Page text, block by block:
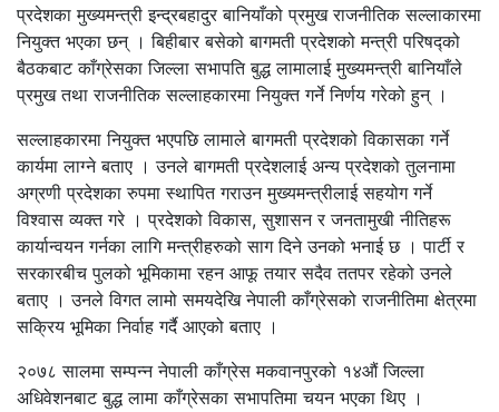
प्रदेशका मुख्यमन्त्री इन्द्रबहादुर बानियाँको प्रमुख राजनीतिक सल्लाकारमा
नियुक्त भएका छन् । बिहीबार बसेको बागमती प्रदेशको मन्त्री परिषद्को
बैठकबाट काँग्रेसका जिल्ला सभापति बुद्ध लामालाई मुख्यमन्त्री बानियाँले
प्रमुख तथा राजनीतिक सल्लाहकारमा नियुक्त गर्ने निर्णय गरेको हुन् ।
सल्लाहकारमा नियुक्त भएपछि लामाले बागमती प्रदेशको विकासका गर्ने
कार्यमा लाग्ने बताए । उनले बागमती प्रदेशलाई अन्य प्रदेशको तुलनामा
अग्रणी प्रदेशका रुपमा स्थापित गराउन मुख्यमन्त्रीलाई सहयोग गर्ने
विश्वास व्यक्त गरे । प्रदेशको विकास, सुशासन र जनतामुखी नीतिहरू
कार्यान्वयन गर्नका लागि मन्त्रीहरुको साग दिने उनको भनाई छ । पार्टी र
सरकारबीच पुलको भूमिकामा रहन आफू तयार सदैव ततपर रहेको उनले
बताए । उनले विगत लामो समयदेखि नेपाली काँग्रेसको राजनीतिमा क्षेत्रमा
सक्रिय भूमिका निर्वाह गर्दै आएको बताए ।
२०७८ सालमा सम्पन्न नेपाली काँग्रेस मकवानपुरको १४औं जिल्ला
अधिवेशनबाट बुद्ध लामा काँग्रेसका सभापतिमा चयन भएका थिए ।